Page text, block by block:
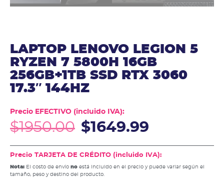
LAPTOP LENOVO LEGION 5
RYZEN 7 5800H 16GB
256GB+1TB SSD RTX 3060
17.3″ 144HZ
Precio EFECTIVO (incluido IVA):
$1950.00 $1649.99
Precio TARJETA DE CRÉDITO (incluido IVA):
Nota: El costo de envío no está incluido en el precio y puede variar según el
tamaño, peso y destino del producto.